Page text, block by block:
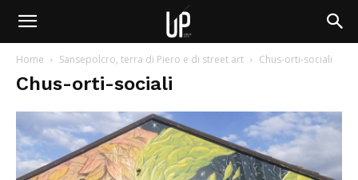
Home Sansepolcro, terra di Piero e di street art Chus-orti-sociali
Chus-orti-sociali